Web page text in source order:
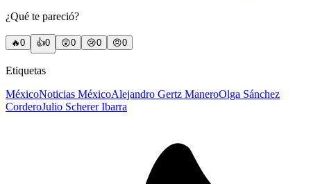
¿Qué te pareció?
🔥0 👍0 😲0 😢0 😠0
Etiquetas
MéxicoNoticias MéxicoAlejandro Gertz ManeroOlga Sánchez
CorderoJulio Scherer Ibarra